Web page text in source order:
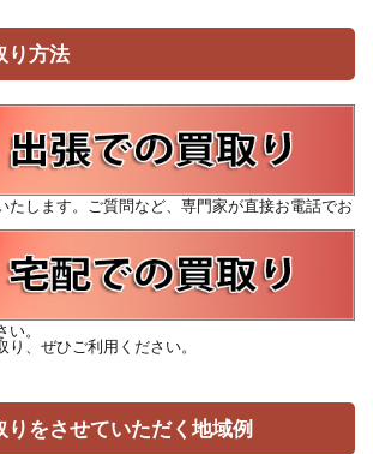
り方法
たします。ご質問など、専門家が直接お電話でお
。
、ぜひご利用ください。
をさせていただく地域例